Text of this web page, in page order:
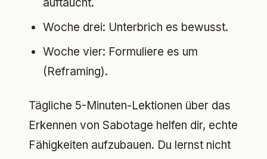
auftaucht.
Woche drei: Unterbrich es bewusst.
Woche vier: Formuliere es um
(Reframing).
Tägliche 5-Minuten-Lektionen über das
Erkennen von Sabotage helfen dir, echte
Fähigkeiten aufzubauen. Du lernst nicht